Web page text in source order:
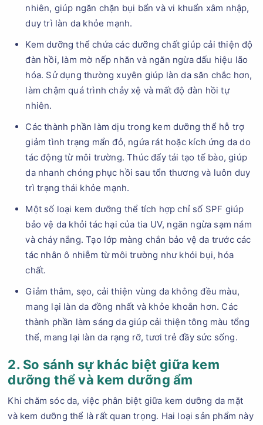
nhiên, giúp ngăn chặn bụi bẩn và vi khuẩn xâm nhập,
duy trì làn da khỏe mạnh.
Kem dưỡng thể chứa các dưỡng chất giúp cải thiện độ
đàn hồi, làm mờ nếp nhăn và ngăn ngừa dấu hiệu lão
hóa. Sử dụng thường xuyên giúp làn da săn chắc hơn,
làm chậm quá trình chảy xệ và mất độ đàn hồi tự
nhiên.
Các thành phần làm dịu trong kem dưỡng thể hỗ trợ
giảm tình trạng mẩn đỏ, ngứa rát hoặc kích ứng da do
tác động từ môi trường. Thúc đẩy tái tạo tế bào, giúp
da nhanh chóng phục hồi sau tổn thương và luôn duy
trì trạng thái khỏe mạnh.
Một số loại kem dưỡng thể tích hợp chỉ số SPF giúp
bảo vệ da khỏi tác hại của tia UV, ngăn ngừa sạm nám
và cháy nắng. Tạo lớp màng chắn bảo vệ da trước các
tác nhân ô nhiễm từ môi trường như khói bụi, hóa
chất.
Giảm thâm, sẹo, cải thiện vùng da không đều màu,
mang lại làn da đồng nhất và khỏe khoắn hơn. Các
thành phần làm sáng da giúp cải thiện tông màu tổng
thể, mang lại làn da rạng rỡ, tươi trẻ đầy sức sống.
2. So sánh sự khác biệt giữa kem
dưỡng thể và kem dưỡng ẩm
Khi chăm sóc da, việc phân biệt giữa kem dưỡng da mặt
và kem dưỡng thể là rất quan trọng. Hai loại sản phẩm này